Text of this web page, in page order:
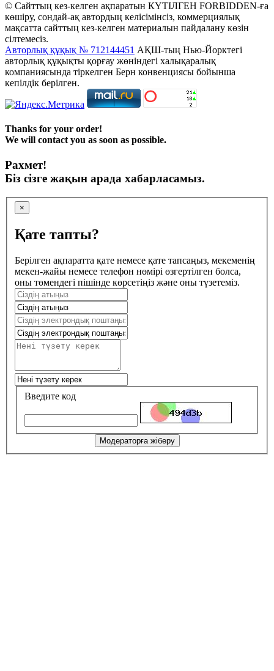
© Сайттың кез-келген ақпаратын КҮТІЛГЕН FORBIDDEN-ға
көшіру, сондай-ақ автордың келісімінсіз, коммерциялық
мақсатта сайттың кез-келген материалын пайдалану көзін
сілтемесіз.
Авторлық құқық № 712144451 АҚШ-тың Нью-Йорктегі
авторлық құқықты қорғау жөніндегі халықаралық
компаниясында тіркелген Берн конвенциясы бойынша
кепілдік берілген.
Thanks for your order!
We will contact you as soon as possible.
Рахмет!
Біз сізге жақын арада хабарласамыз.
×
Қате тапты?
Берілген ақпаратта қате немесе қате тапсаңыз, мекеменің
мекен-жайы немесе телефон нөмірі өзгертілген болса,
оны төмендегі пішінде көрсетіңіз және оны түзетеміз.
Введите код
Модераторға жіберу